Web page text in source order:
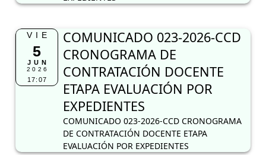
VIE
5
JUN
2026
17:07
COMUNICADO 023-2026-CCD
CRONOGRAMA DE
CONTRATACIÓN DOCENTE
ETAPA EVALUACIÓN POR
EXPEDIENTES
COMUNICADO 023-2026-CCD CRONOGRAMA
DE CONTRATACIÓN DOCENTE ETAPA
EVALUACIÓN POR EXPEDIENTES